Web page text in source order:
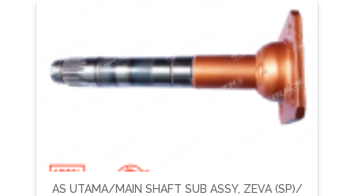
AS UTAMA/MAIN SHAFT SUB ASSY, ZEVA (SP)/